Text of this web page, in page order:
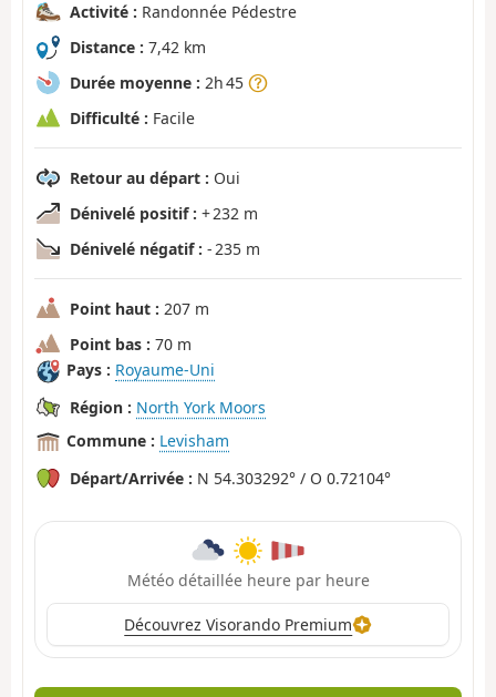
Activité : Randonnée Pédestre
Distance : 7,42 km
Durée moyenne : 2h 45
Difficulté : Facile
Retour au départ : Oui
Dénivelé positif : + 232 m
Dénivelé négatif : - 235 m
Point haut : 207 m
Point bas : 70 m
Pays : Royaume-Uni
Région : North York Moors
Commune : Levisham
Départ/Arrivée : N 54.303292° / O 0.72104°
Météo détaillée heure par heure
Découvrez Visorando Premium